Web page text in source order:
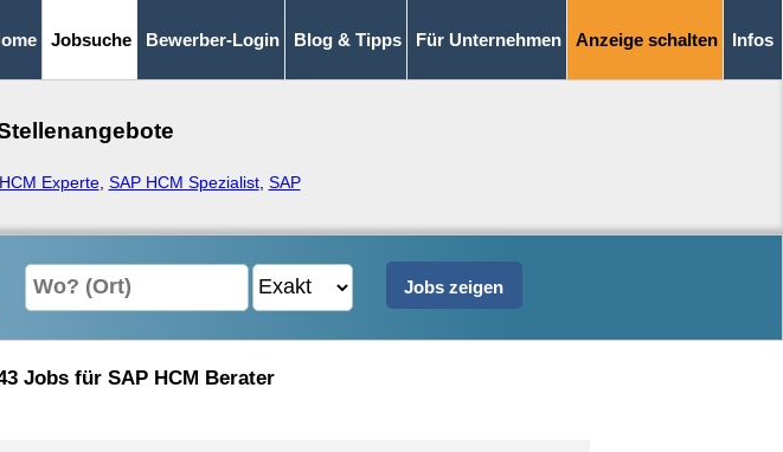
Jobsuche Bewerber-Login Blog & Tipps Für Unternehmen Anzeige schalten Infos
Experte, SAP HCM Spezialist, SAP
Jobs für SAP HCM Berater